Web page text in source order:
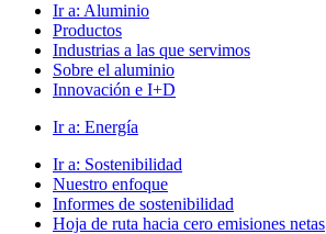
Ir a: Aluminio
Productos
Industrias a las que servimos
Sobre el aluminio
Innovación e I+D
Ir a: Energía
Ir a: Sostenibilidad
Nuestro enfoque
Informes de sostenibilidad
Hoja de ruta hacia cero emisiones netas